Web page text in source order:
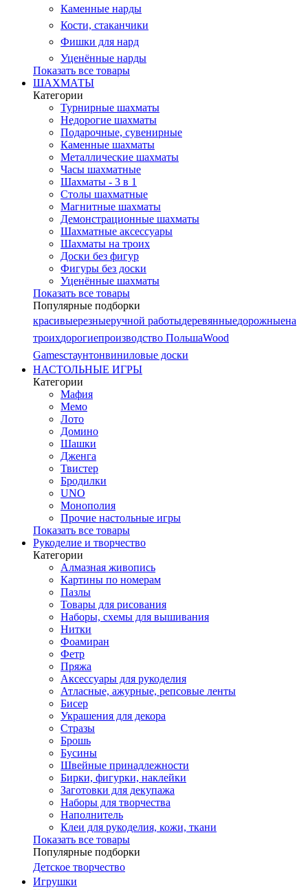
Каменные нарды
Кости, стаканчики
Фишки для нард
Уценённые нарды
Показать все товары
ШАХМАТЫ
Категории
Турнирные шахматы
Недорогие шахматы
Подарочные, сувенирные
Каменные шахматы
Металлические шахматы
Часы шахматные
Шахматы - 3 в 1
Столы шахматные
Магнитные шахматы
Демонстрационные шахматы
Шахматные аксессуары
Шахматы на троих
Доски без фигур
Фигуры без доски
Уценённые шахматы
Показать все товары
Популярные подборки
красивыерезныеручной работыдеревянныедорожныена
троихдорогиепроизводство ПольшаWood
Gamesстаунтонвиниловые доски
НАСТОЛЬНЫЕ ИГРЫ
Категории
Мафия
Мемо
Лото
Домино
Шашки
Дженга
Твистер
Бродилки
UNO
Монополия
Прочие настольные игры
Показать все товары
Рукоделие и творчество
Категории
Алмазная живопись
Картины по номерам
Пазлы
Товары для рисования
Наборы, схемы для вышивания
Нитки
Фоамиран
Фетр
Пряжа
Аксессуары для рукоделия
Атласные, ажурные, репсовые ленты
Бисер
Украшения для декора
Стразы
Брошь
Бусины
Швейные принадлежности
Бирки, фигурки, наклейки
Заготовки для декупажа
Наборы для творчества
Наполнитель
Клеи для рукоделия, кожи, ткани
Показать все товары
Популярные подборки
Детское творчество
Игрушки